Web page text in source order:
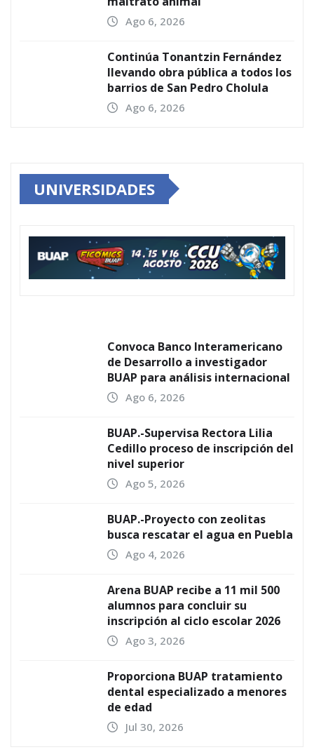
Ago 6, 2026
Continúa Tonantzin Fernández
llevando obra pública a todos los
barrios de San Pedro Cholula
Ago 6, 2026
UNIVERSIDADES
Convoca Banco Interamericano
de Desarrollo a investigador
BUAP para análisis internacional
Ago 6, 2026
BUAP.-Supervisa Rectora Lilia
Cedillo proceso de inscripción del
nivel superior
Ago 5, 2026
BUAP.-Proyecto con zeolitas
busca rescatar el agua en Puebla
Ago 4, 2026
Arena BUAP recibe a 11 mil 500
alumnos para concluir su
inscripción al ciclo escolar 2026
Ago 3, 2026
Proporciona BUAP tratamiento
dental especializado a menores
de edad
Jul 30, 2026